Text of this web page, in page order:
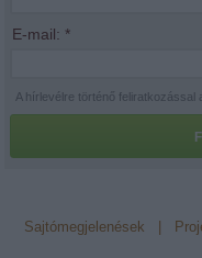
E-mail: *
A hírlevélre történő feliratkozással
Sajtómegjelenések